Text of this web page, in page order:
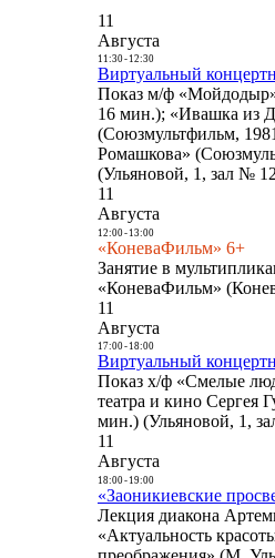
11
Августа
11:30- 12:30
Виртуальный
Показ м/ф
16 мин.); «Ивашка из
(Союзмультфильм,
Ромашкова»
(Ульяновой, 1, зал №
11
Августа
12:00- 13:00
«КоневаФильм» 6+
Занятие в
«КоневаФильм»
11
Августа
17:00- 18:00
Виртуальный
Показ х/ф «Смелые
театра и кино Сергея
мин.) (Ульяновой, 1,
11
Августа
18:00- 19:00
«Заоникиевские
Лекция диакона
«Актуальность